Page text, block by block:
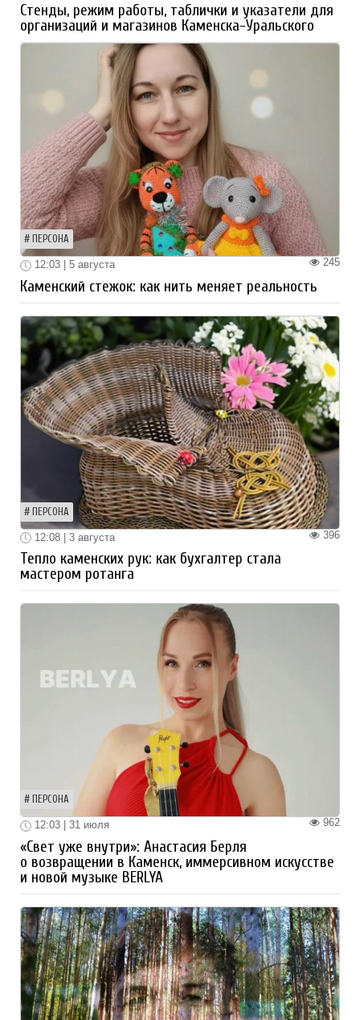
Стенды, режим работы, таблички и указатели для
организаций и магазинов Каменска-Уральского
ПЕРСОНА
245
12:03 | 5 августа
Каменский стежок: как нить меняет реальность
ПЕРСОНА
396
12:08 | 3 августа
Тепло каменских рук: как бухгалтер стала
мастером ротанга
ПЕРСОНА
962
12:03 | 31 июля
«Свет уже внутри»: Анастасия Берля
о возвращении в Каменск, иммерсивном искусстве
и новой музыке BERLYA